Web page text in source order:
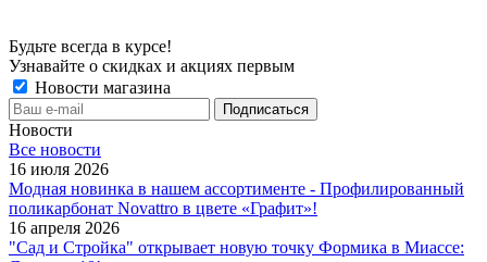
Будьте всегда в курсе!
Узнавайте о скидках и акциях первым
Новости магазина
Новости
Все новости
16 июля 2026
Модная новинка в нашем ассортименте - Профилированный
поликарбонат Novattro в цвете «Графит»!
16 апреля 2026
"Сад и Стройка" открывает новую точку Формика в Миассе: